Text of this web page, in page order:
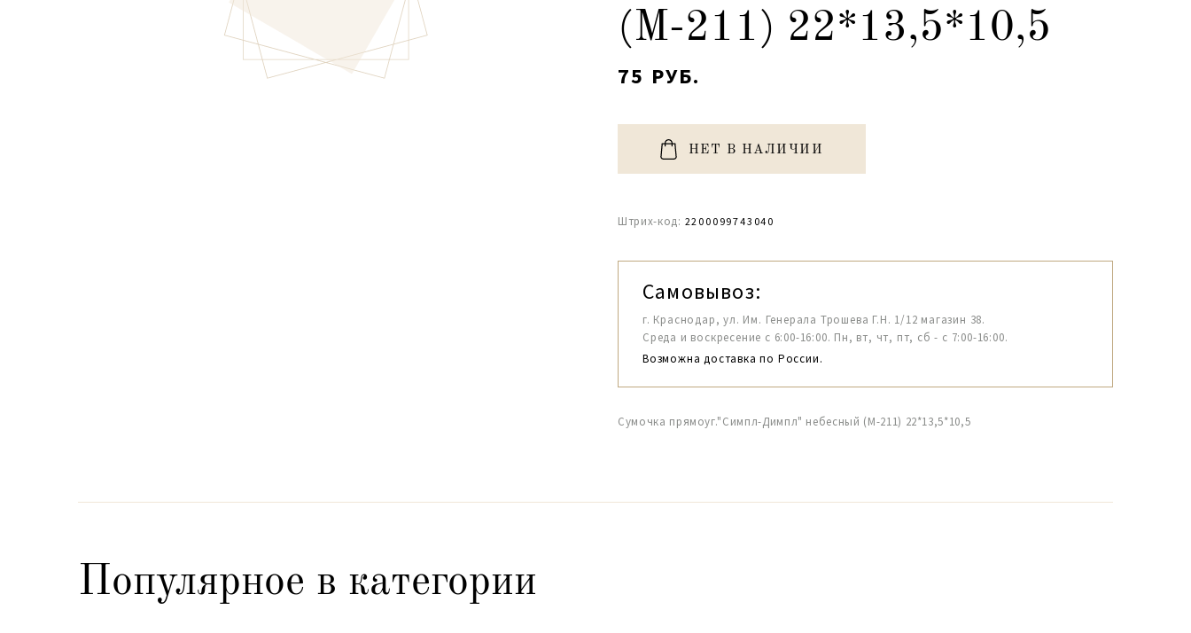
(М-211) 22*13,5*10,5
75 РУБ.
НЕТ В НАЛИЧИИ
Штрих-код: 2200099743040
Самовывоз:
г. Краснодар, ул. Им. Генерала Трошева Г.Н. 1/12 магазин 38.
Среда и воскресение с 6:00-16:00. Пн, вт, чт, пт, сб - с 7:00-16:00.
Возможна доставка по России.
Сумочка прямоуг."Симпл-Димпл" небесный (М-211) 22*13,5*10,5
Популярное в категории